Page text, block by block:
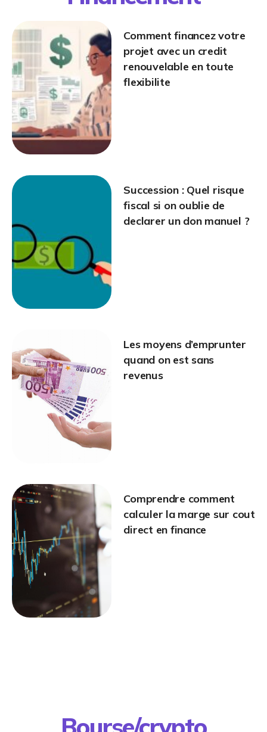
Comment financez votre
projet avec un credit
renouvelable en toute
flexibilite
Succession : Quel risque
fiscal si on oublie de
declarer un don manuel ?
Les moyens d’emprunter
quand on est sans
revenus
Comprendre comment
calculer la marge sur cout
direct en finance